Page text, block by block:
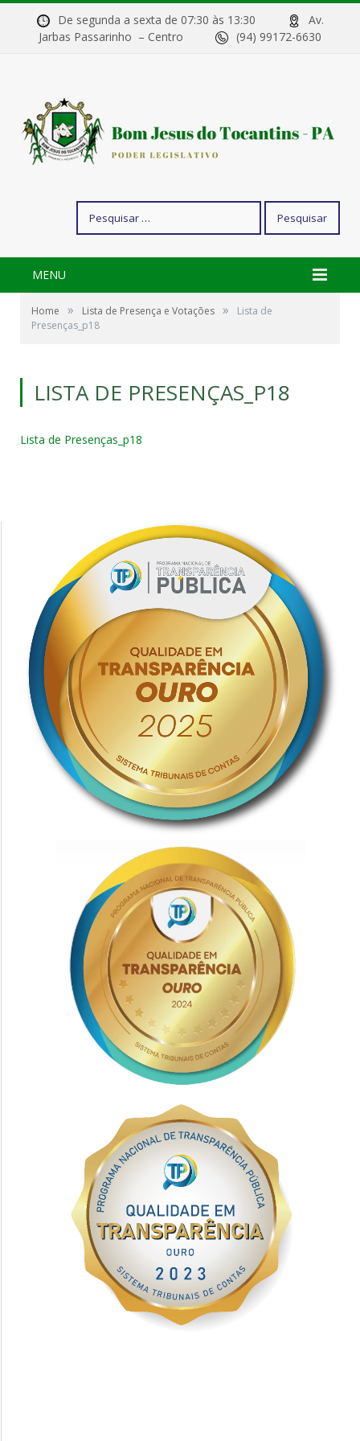
De segunda a sexta de 07:30 às 13:30
Av.
Jarbas Passarinho – Centro
(94) 99172-6630
por:
MENU
Home » Lista de Presença e Votações »
Lista de
Presenças_p18
LISTA DE PRESENÇAS_P18
Lista de Presenças_p18